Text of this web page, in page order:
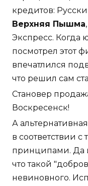
кредитов:
Верхняя Пышма
Экспресс.
посмотрел этот
впечатлился
что решил сам
Становер
Воскресенск!
А
в соответствии
принципами. Да
что такой
невиновного.